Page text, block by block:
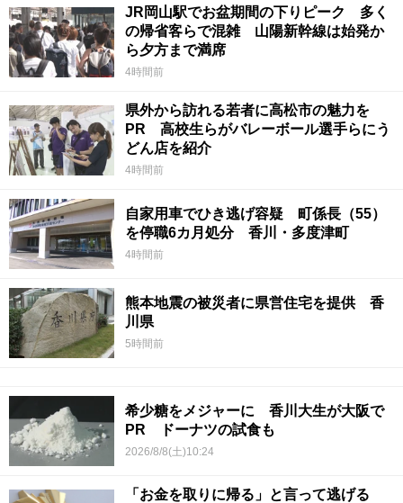
JR岡山駅でお盆期間の下りピーク 多く
の帰省客らで混雑 山陽新幹線は始発か
ら夕方まで満席
4時間前
県外から訪れる若者に高松市の魅力を
PR 高校生らがバレーボール選手らにう
どん店を紹介
4時間前
自家用車でひき逃げ容疑 町係長（55）
を停職6カ月処分 香川・多度津町
4時間前
熊本地震の被災者に県営住宅を提供 香
川県
5時間前
希少糖をメジャーに 香川大生が大阪で
PR ドーナツの試食も
2026/8/8(土)10:24
「お金を取りに帰る」と言って逃げる